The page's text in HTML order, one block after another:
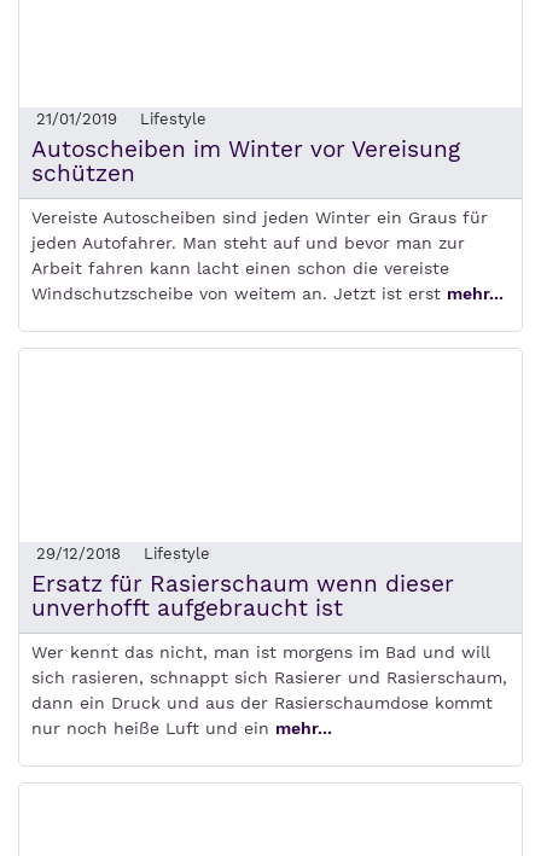
21/01/2019 Lifestyle
Autoscheiben im Winter vor Vereisung
schützen
Vereiste Autoscheiben sind jeden Winter ein Graus für
jeden Autofahrer. Man steht auf und bevor man zur
Arbeit fahren kann lacht einen schon die vereiste
Windschutzscheibe von weitem an. Jetzt ist erst mehr...
29/12/2018 Lifestyle
Ersatz für Rasierschaum wenn dieser
unverhofft aufgebraucht ist
Wer kennt das nicht, man ist morgens im Bad und will
sich rasieren, schnappt sich Rasierer und Rasierschaum,
dann ein Druck und aus der Rasierschaumdose kommt
nur noch heiße Luft und ein mehr...